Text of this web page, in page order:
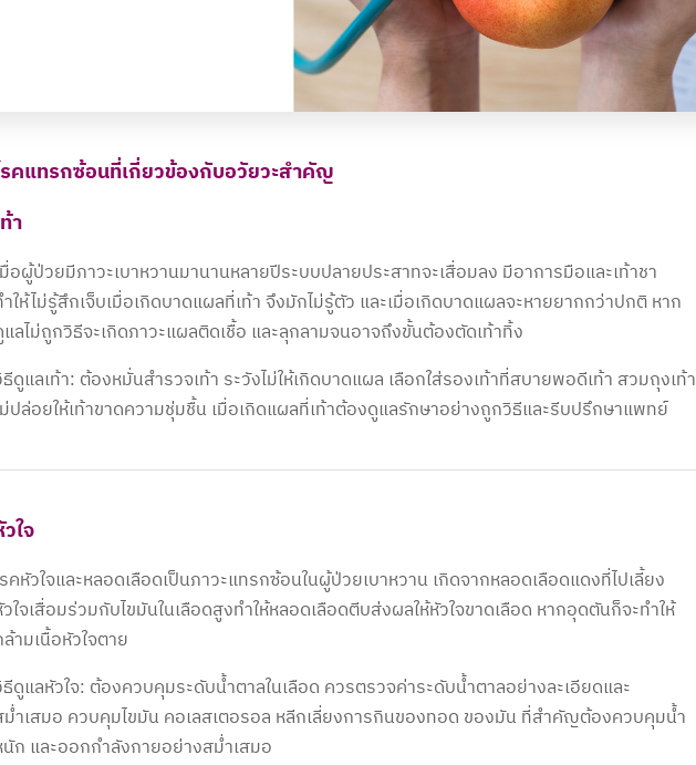
คแทรกซ้อนที่เกี่ยวข้องกับอวัยวะสำคัญ
า
มื่อผู้ป่วยมีภาวะเบาหวานมานานหลายปีระบบปลายประสาทจะเสื่อมลง มีอาการมือและเท้าชา
ให้ไม่รู้สึกเจ็บเมื่อเกิดบาดแผลที่เท้า จึงมักไม่รู้ตัว และเมื่อเกิดบาดแผลจะหายยากกว่าปกติ หาก
ลไม่ถูกวิธีจะเกิดภาวะแผลติดเชื้อ และลุกลามจนอาจถึงขั้นต้องตัดเท้าทิ้ง
ดูแลเท้า: ต้องหมั่นสำรวจเท้า ระวังไม่ให้เกิดบาดแผล เลือกใส่รองเท้าที่สบายพอดีเท้า สวมถุงเท้า
ปล่อยให้เท้าขาดความชุ่มชื้น เมื่อเกิดแผลที่เท้าต้องดูแลรักษาอย่างถูกวิธีและรีบปรึกษาแพทย์
ใจ
คหัวใจและหลอดเลือดเป็นภาวะแทรกซ้อนในผู้ป่วยเบาหวาน เกิดจากหลอดเลือดแดงที่ไปเลี้ยง
ใจเสื่อมร่วมกับไขมันในเลือดสูงทำให้หลอดเลือดตีบส่งผลให้หัวใจขาดเลือด หากอุดตันก็จะทำให้
ามเนื้อหัวใจตาย
ดูแลหัวใจ: ต้องควบคุมระดับน้ำตาลในเลือด ควรตรวจค่าระดับน้ำตาลอย่างละเอียดและ
ำเสมอ ควบคุมไขมัน คอเลสเตอรอล หลีกเลี่ยงการกินของทอด ของมัน ที่สำคัญต้องควบคุมน้ำ
ก และออกกำลังกายอย่างสม่ำเสมอ